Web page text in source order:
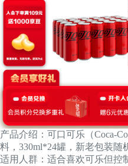
产品介绍：可口可乐（Coca-
料，330ml*24罐，新老包装随
适用人群：适合喜欢可乐但控